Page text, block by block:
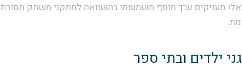
מעניקים ערך מוסף משמעותי בהשוואה למתקני משחק
ילדים ובתי ספר